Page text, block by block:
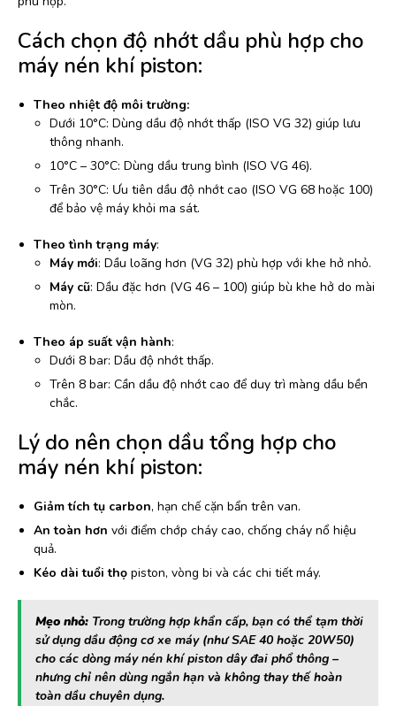
Cách chọn độ nhớt dầu phù hợp cho
máy nén khí piston:
Theo nhiệt độ môi trường:
Dưới 10°C: Dùng dầu độ nhớt thấp (ISO VG 32) giúp lưu
thông nhanh.
10°C – 30°C: Dùng dầu trung bình (ISO VG 46).
Trên 30°C: Ưu tiên dầu độ nhớt cao (ISO VG 68 hoặc 100)
để bảo vệ máy khỏi ma sát.
Theo tình trạng máy:
Máy mới: Dầu loãng hơn (VG 32) phù hợp với khe hở nhỏ.
Máy cũ: Dầu đặc hơn (VG 46 – 100) giúp bù khe hở do mài
mòn.
Theo áp suất vận hành:
Dưới 8 bar: Dầu độ nhớt thấp.
Trên 8 bar: Cần dầu độ nhớt cao để duy trì màng dầu bền
chắc.
Lý do nên chọn dầu tổng hợp cho
máy nén khí piston:
Giảm tích tụ carbon, hạn chế cặn bẩn trên van.
An toàn hơn với điểm chớp cháy cao, chống cháy nổ hiệu
quả.
Kéo dài tuổi thọ piston, vòng bi và các chi tiết máy.
Mẹo nhỏ: Trong trường hợp khẩn cấp, bạn có thể tạm thời
sử dụng dầu động cơ xe máy (như SAE 40 hoặc 20W50)
cho các dòng máy nén khí piston dây đai phổ thông –
nhưng chỉ nên dùng ngắn hạn và không thay thế hoàn
toàn dầu chuyên dụng.